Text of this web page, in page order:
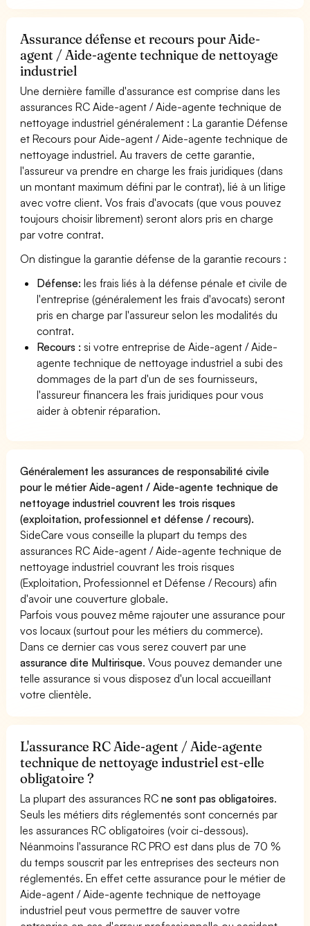
Assurance défense et recours pour Aide-
agent / Aide-agente technique de nettoyage
industriel
Une dernière famille d'assurance est comprise dans les
assurances RC Aide-agent / Aide-agente technique de
nettoyage industriel généralement : La garantie Défense
et Recours pour Aide-agent / Aide-agente technique de
nettoyage industriel. Au travers de cette garantie,
l'assureur va prendre en charge les frais juridiques (dans
un montant maximum défini par le contrat), lié à un litige
avec votre client. Vos frais d'avocats (que vous pouvez
toujours choisir librement) seront alors pris en charge
par votre contrat.
On distingue la garantie défense de la garantie recours :
Défense: les frais liés à la défense pénale et civile de
l'entreprise (généralement les frais d'avocats) seront
pris en charge par l'assureur selon les modalités du
contrat.
Recours : si votre entreprise de Aide-agent / Aide-
agente technique de nettoyage industriel a subi des
dommages de la part d'un de ses fournisseurs,
l'assureur financera les frais juridiques pour vous
aider à obtenir réparation.
Généralement les assurances de responsabilité civile
pour le métier Aide-agent / Aide-agente technique de
nettoyage industriel couvrent les trois risques
(exploitation, professionnel et défense / recours).
SideCare vous conseille la plupart du temps des
assurances RC Aide-agent / Aide-agente technique de
nettoyage industriel couvrant les trois risques
(Exploitation, Professionnel et Défense / Recours) afin
d'avoir une couverture globale.
Parfois vous pouvez même rajouter une assurance pour
vos locaux (surtout pour les métiers du commerce).
Dans ce dernier cas vous serez couvert par une
assurance dite Multirisque. Vous pouvez demander une
telle assurance si vous disposez d'un local accueillant
votre clientèle.
L'assurance RC Aide-agent / Aide-agente
technique de nettoyage industriel est-elle
obligatoire ?
La plupart des assurances RCne sont pas obligatoires.
Seuls les métiers dits réglementés sont concernés par
les assurances RC obligatoires (voir ci-dessous).
Néanmoins l'assurance RC PRO est dans plus de 70 %
du temps souscrit par les entreprises des secteurs non
réglementés. En effet cette assurance pour le métier de
Aide-agent / Aide-agente technique de nettoyage
industriel peut vous permettre de sauver votre